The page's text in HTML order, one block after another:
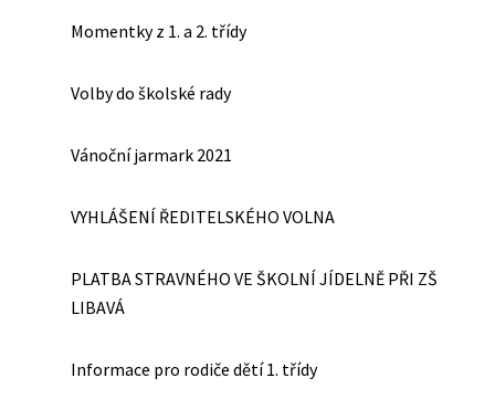
Momentky z 1. a 2. třídy
Volby do školské rady
Vánoční jarmark 2021
VYHLÁŠENÍ ŘEDITELSKÉHO VOLNA
PLATBA STRAVNÉHO VE ŠKOLNÍ JÍDELNĚ PŘI ZŠ
LIBAVÁ
Informace pro rodiče dětí 1. třídy